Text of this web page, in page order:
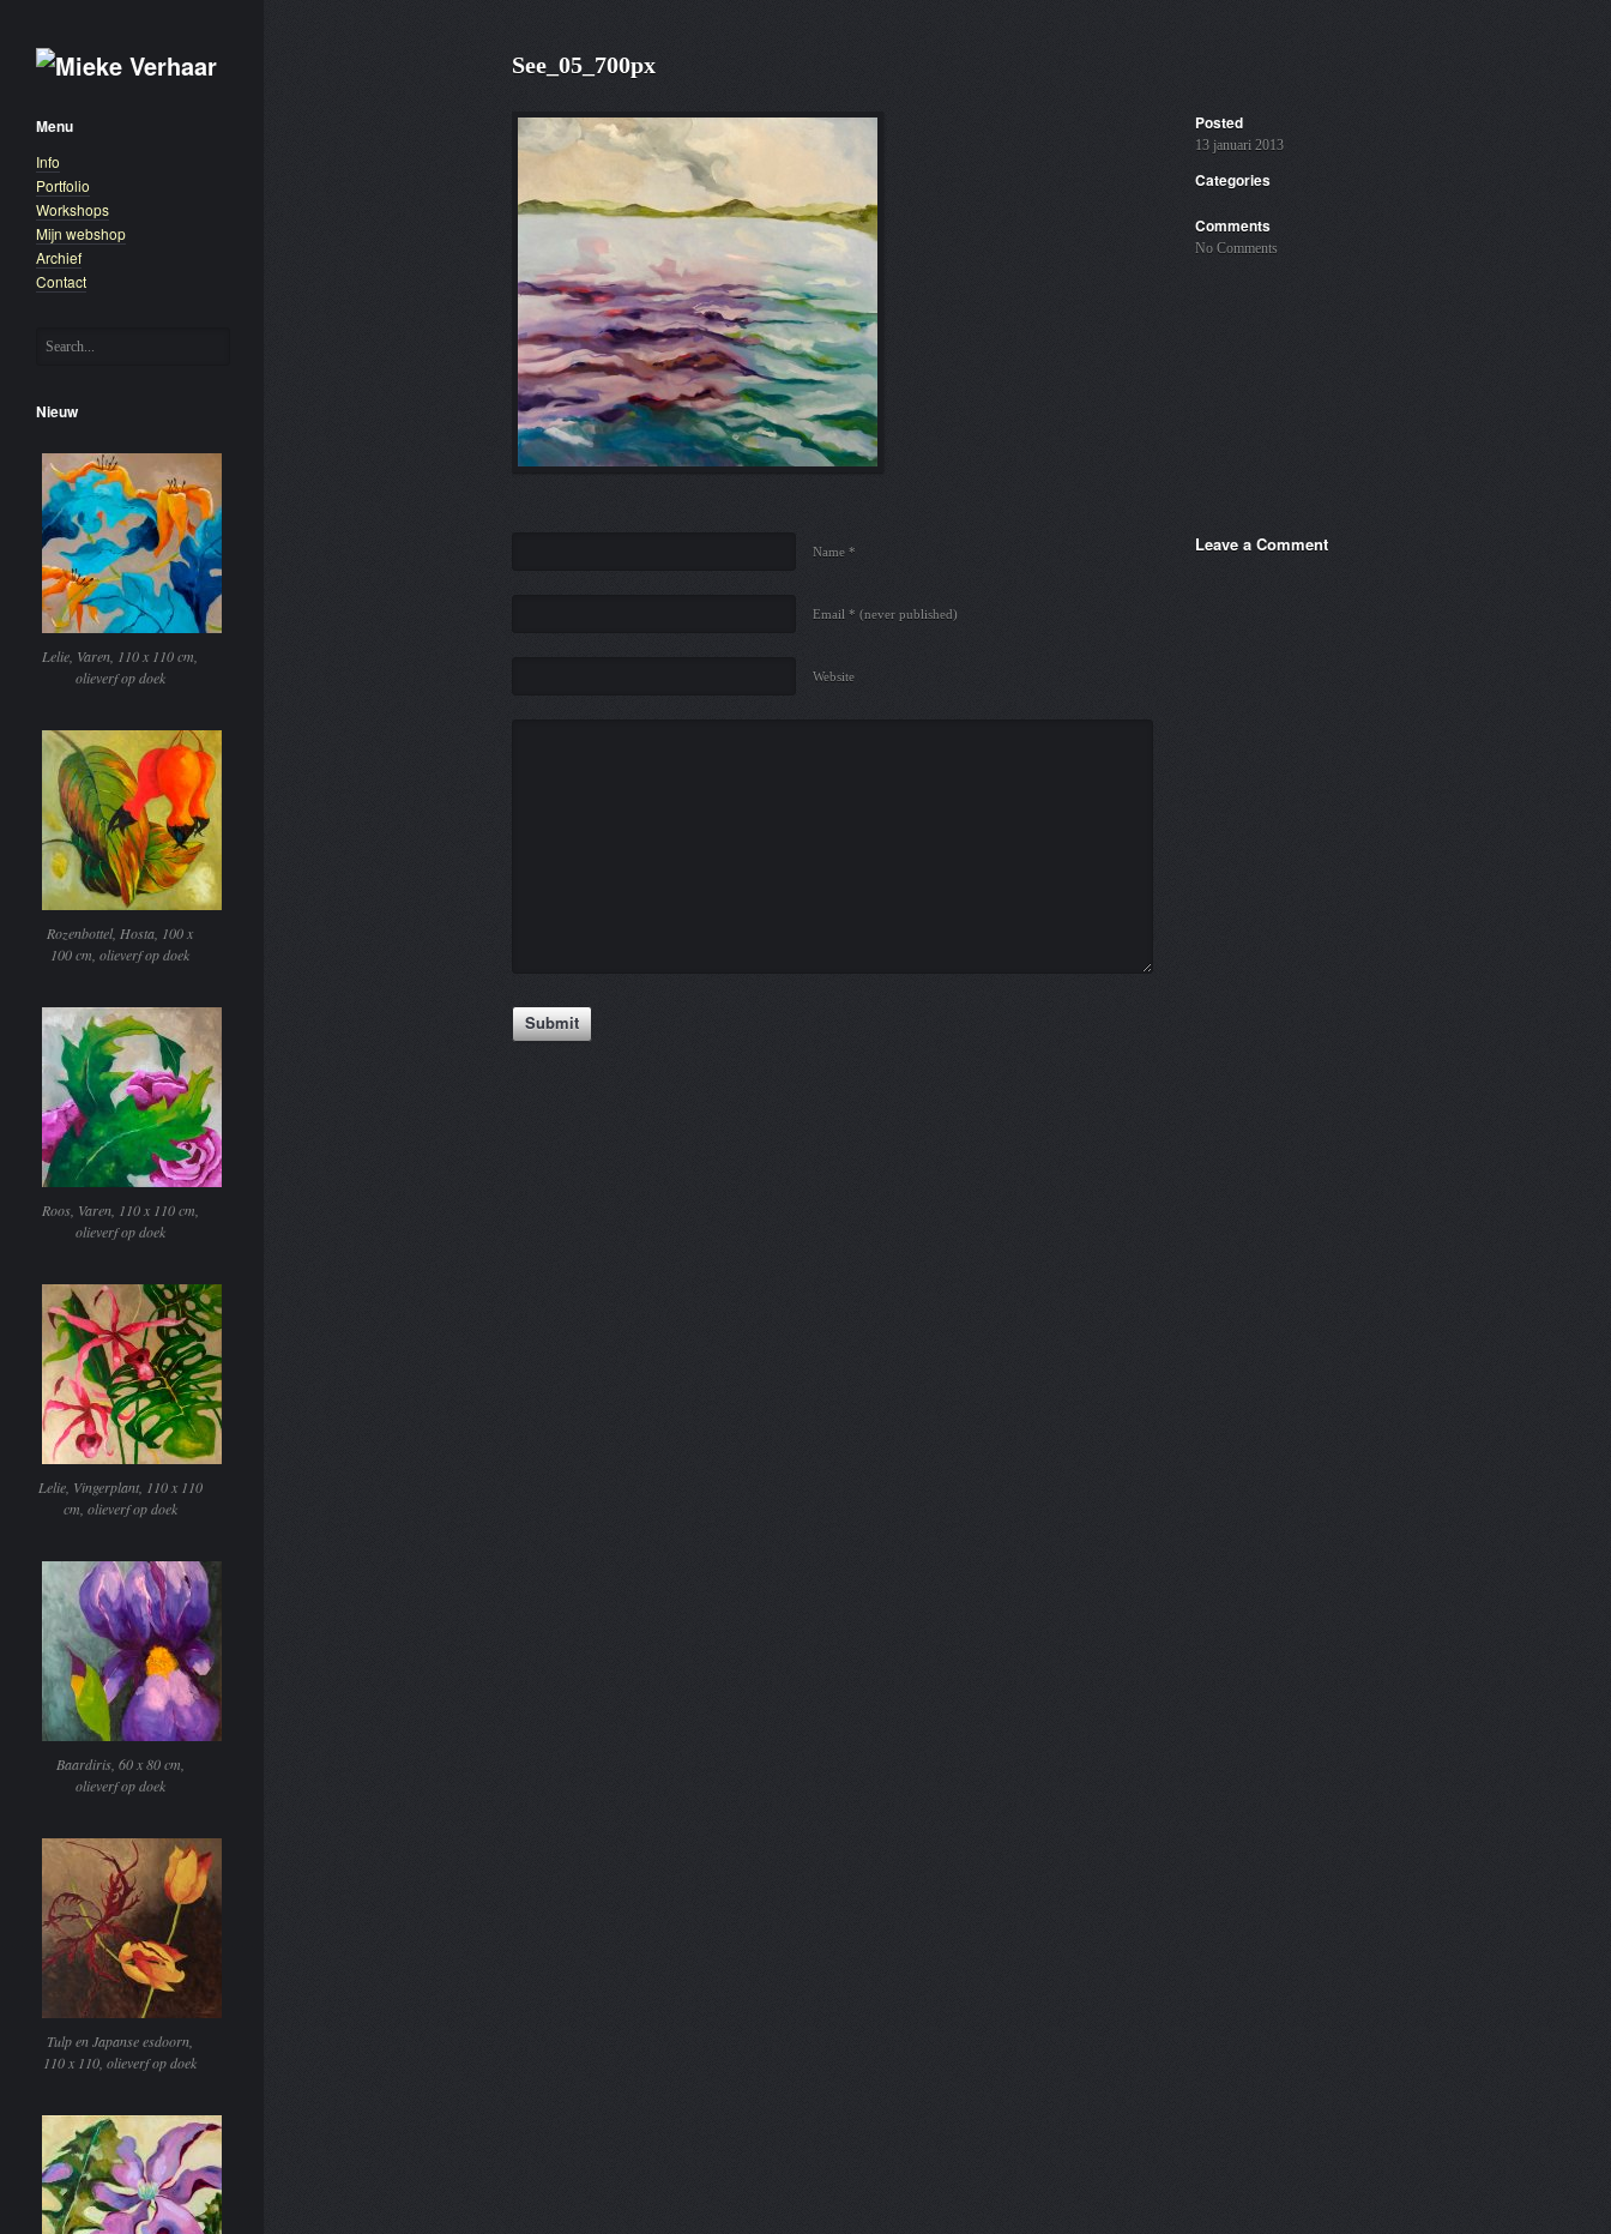
Menu
Info
Portfolio
Workshops
Mijn webshop
Archief
Contact
Nieuw
Lelie, Varen, 110 x 110 cm,
olieverf op doek
Rozenbottel, Hosta, 100 x
100 cm, olieverf op doek
Roos, Varen, 110 x 110 cm,
olieverf op doek
Lelie, Vingerplant, 110 x 110
cm, olieverf op doek
Baardiris, 60 x 80 cm,
olieverf op doek
Tulp en Japanse esdoorn,
110 x 110, olieverf op doek
See_05_700px
Posted
13 januari 2013
Categories
Comments
No Comments
Leave a Comment
Name *
Email * (never published)
Website